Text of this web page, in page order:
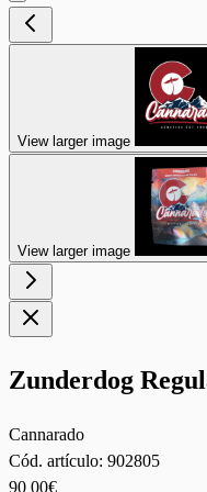
View larger image
View larger image
Zunderdog
Cannarado
Cód. artículo: 902805
90 00€